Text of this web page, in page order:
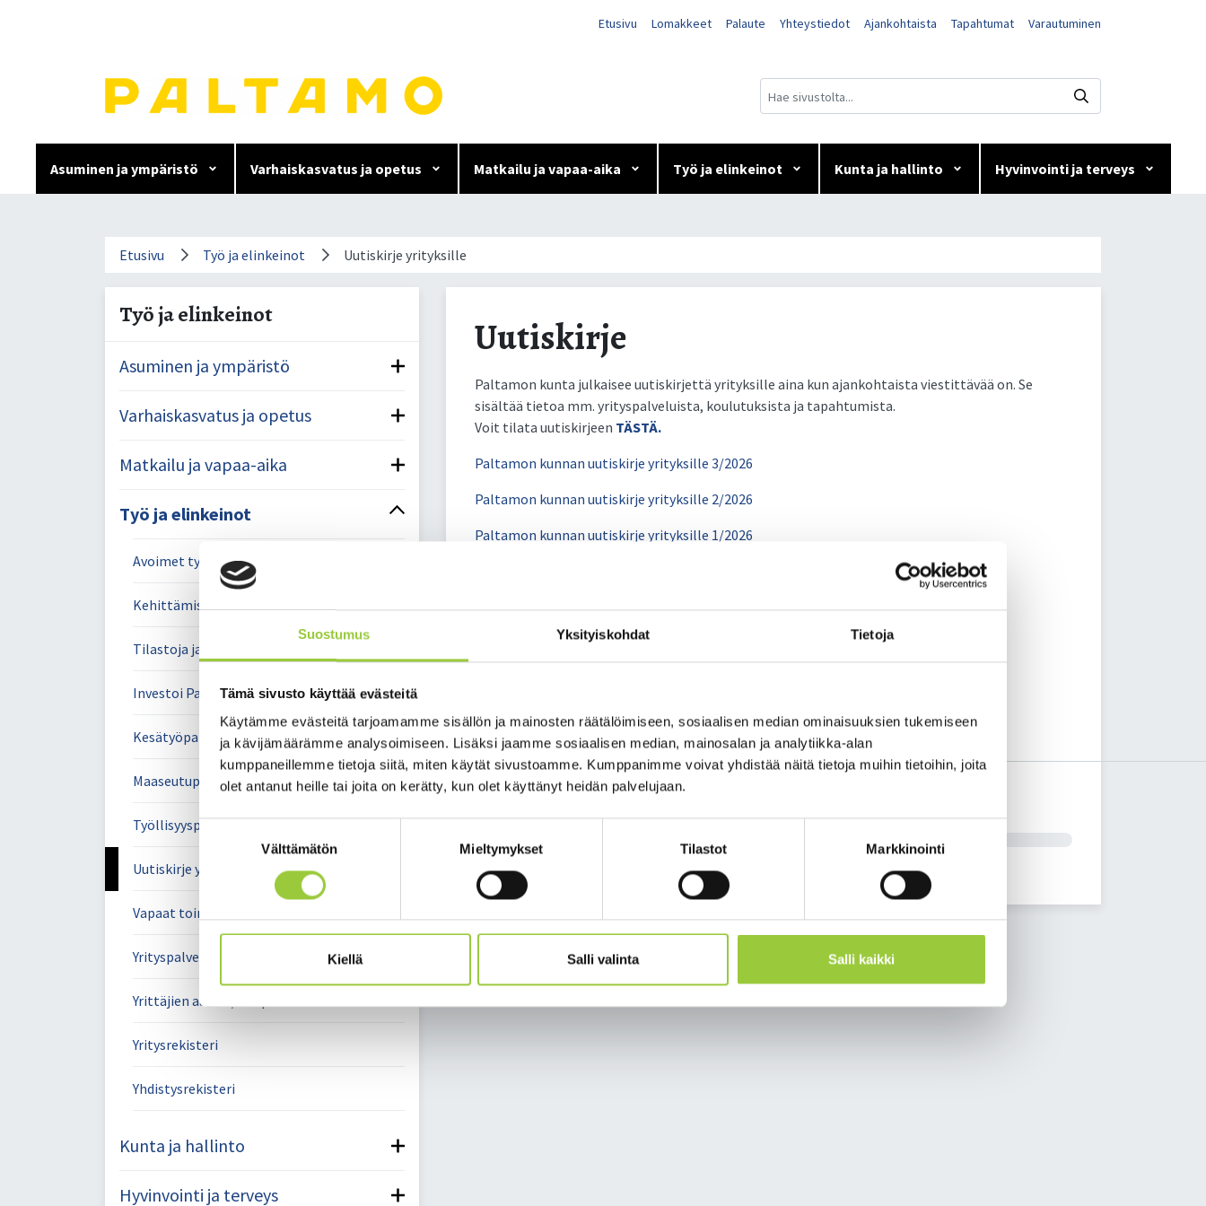
Suostumus Yksityiskohdat Tietoja
Tämä sivusto käyttää evästeitä
Käytämme evästeitä tarjoamamme sisällön ja mainosten räätälöimiseen, sosiaalisen median ominaisuuksien tukemiseen
ja kävijämäärämme analysoimiseen. Lisäksi jaamme sosiaalisen median, mainosalan ja analytiikka-alan
kumppaneillemme tietoja siitä, miten käytät sivustoamme. Kumppanimme voivat yhdistää näitä tietoja muihin tietoihin, joita
olet antanut heille tai joita on kerätty, kun olet käyttänyt heidän palvelujaan.
Suostumuksen
Välttämätön Mieltymykset Tilastot Markkinointi
Kiellä Salli valinta Salli kaikki
Etusivu Lomakkeet Palaute Yhteystiedot Ajankohtaista Tapahtumat Varautuminen
Asuminen ja ympäristö Varhaiskasvatus ja opetus Matkailu ja vapaa-aika Työ ja elinkeinot Kunta ja hallinto Hyvinvointi ja terveys
Uutiskirje yrityksille
Etusivu Työ ja elinkeinot Uutiskirje yrityksille
Työ ja elinkeinot
Asuminen ja ympäristö
Varhaiskasvatus ja opetus
Matkailu ja vapaa-aika
Työ ja elinkeinot
Avoimet työpaikat
Kehittämishankkeet
Tilastoja ja tilannekuvaa Kainuusta
Investoi Paltamoon
Kesätyöpaikat
Maaseutupalvelut
Työllisyyspalvelut
Uutiskirje yrityksille
Vapaat toimitilat ja kiinteistöt
Yrityspalvelut ja yritysten yhteystiedot
Yrittäjien aamu-/ iltapäiväkahvit
Yritysrekisteri
Yhdistysrekisteri
Kunta ja hallinto
Hyvinvointi ja terveys
Uutiskirje
Paltamon kunta julkaisee uutiskirjettä yrityksille aina kun ajankohtaista viestittävää on. Se
sisältää tietoa mm. yrityspalveluista, koulutuksista ja tapahtumista.
Voit tilata uutiskirjeen TÄSTÄ.
Paltamon kunnan uutiskirje yrityksille 3/2026
Paltamon kunnan uutiskirje yrityksille 2/2026
Paltamon kunnan uutiskirje yrityksille 1/2026
Paltamon kunnan uutiskirje yrityksille 5/2025
Paltamon kunnan uutiskirje yrityksille 4/2025
Paltamon kunnan uutiskirje yrityksille 2/2025
Paltamon kunnan uutiskirje yrityksille 1/2025
Paltamon kunnan uutiskirje yrityksille 6/2024
1 2 Seuraava